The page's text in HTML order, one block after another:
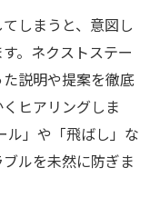
しまうと、意図し
。ネクストステー
説明や提案を徹底
ヒアリングしま
ル」や「飛ばし」な
ルを未然に防ぎま